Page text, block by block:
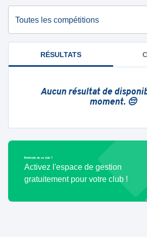
Toutes les compétitions
RÉSULTATS
Aucun résultat de
moment. 😔
Bénévole de ce club ?
Activez l'espace de gestion
gratuitement pour votre club !